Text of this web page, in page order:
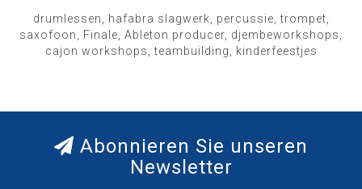
drumlessen, hafabra slagwerk, percussie, trompet,
saxofoon, Finale, Ableton producer, djembeworkshops,
cajon workshops, teambuilding, kinderfeestjes
Abonnieren Sie unseren
Newsletter